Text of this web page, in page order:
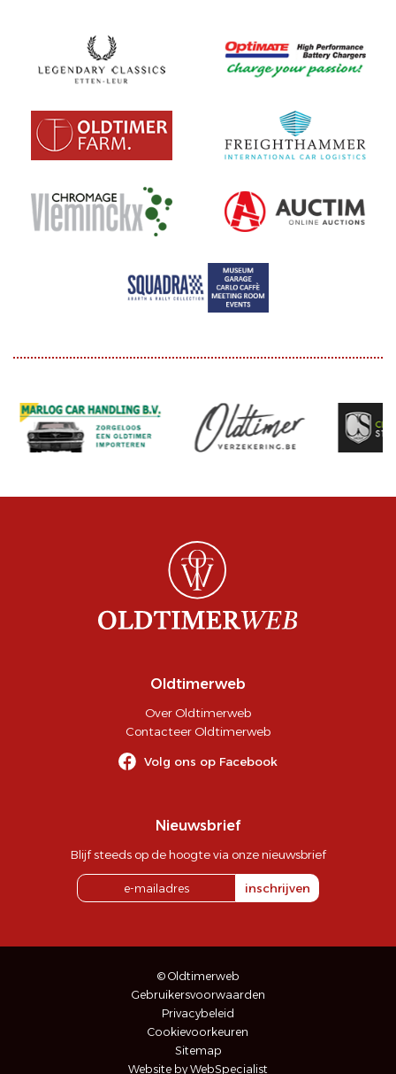
Oldtimerweb
Over Oldtimerweb
Contacteer Oldtimerweb
Volg ons op Facebook
Nieuwsbrief
Blijf steeds op de hoogte via onze nieuwsbrief
inschrijven
© Oldtimerweb
Gebruikersvoorwaarden
Privacybeleid
Cookievoorkeuren
Sitemap
Website by WebSpecialist